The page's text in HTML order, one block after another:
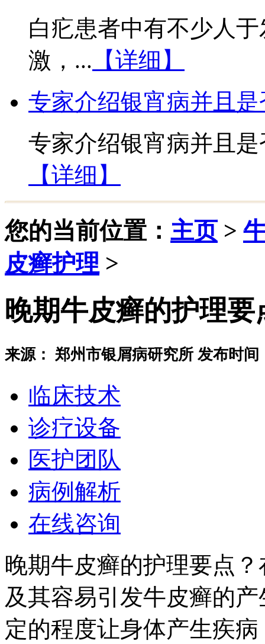
白疕患者中有不少人
激，... 【详细】
专家介绍银宵病并且
专家介绍银宵病并且
【详细】
您的当前位置： 主页>
皮癣护理 >
晚期牛皮癣的护理要
来源： 郑州市银屑病研究所 发布时间
临床技术
诊疗设备
医护团队
病例解析
在线咨询
晚期牛皮癣的护理要点
及其容易引发牛皮癣的
定的程度让身体产生疾